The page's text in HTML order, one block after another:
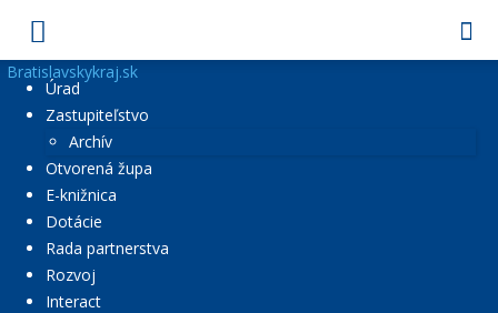
Bratislavskykraj.sk
Úrad
Zastupiteľstvo
Archív
Otvorená župa
E-knižnica
Dotácie
Rada partnerstva
Rozvoj
Interact